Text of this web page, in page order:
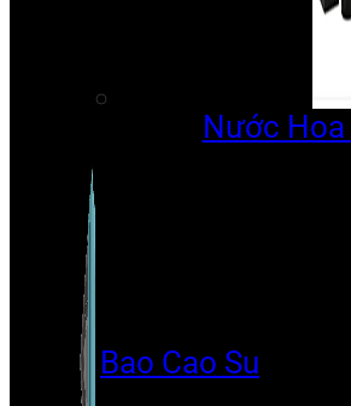
Nước Hoa
Bao Cao Su